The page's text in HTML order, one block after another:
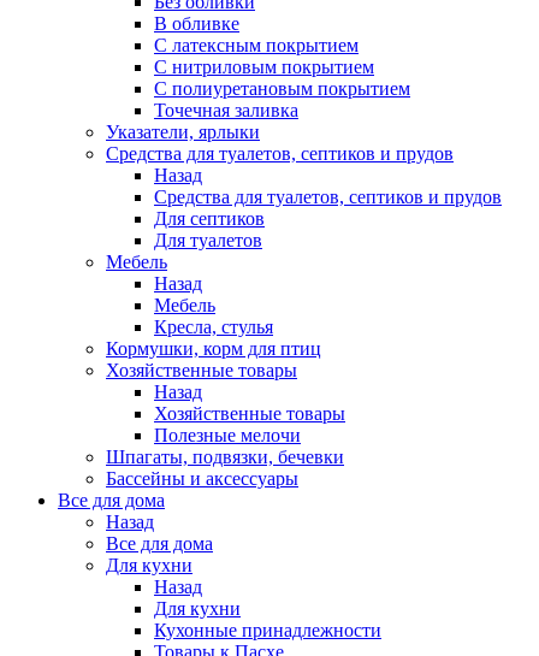
В обливке
С латексным покрытием
С нитриловым покрытием
С полиуретановым покрытием
Точечная заливка
Указатели, ярлыки
Средства для туалетов, септиков и прудов
Назад
Средства для туалетов, септиков и прудов
Для септиков
Для туалетов
Мебель
Назад
Мебель
Кресла, стулья
Кормушки, корм для птиц
Хозяйственные товары
Назад
Хозяйственные товары
Полезные мелочи
Шпагаты, подвязки, бечевки
Бассейны и аксессуары
Все для дома
Назад
Все для дома
Для кухни
Назад
Для кухни
Кухонные принадлежности
Товары к Пасхе